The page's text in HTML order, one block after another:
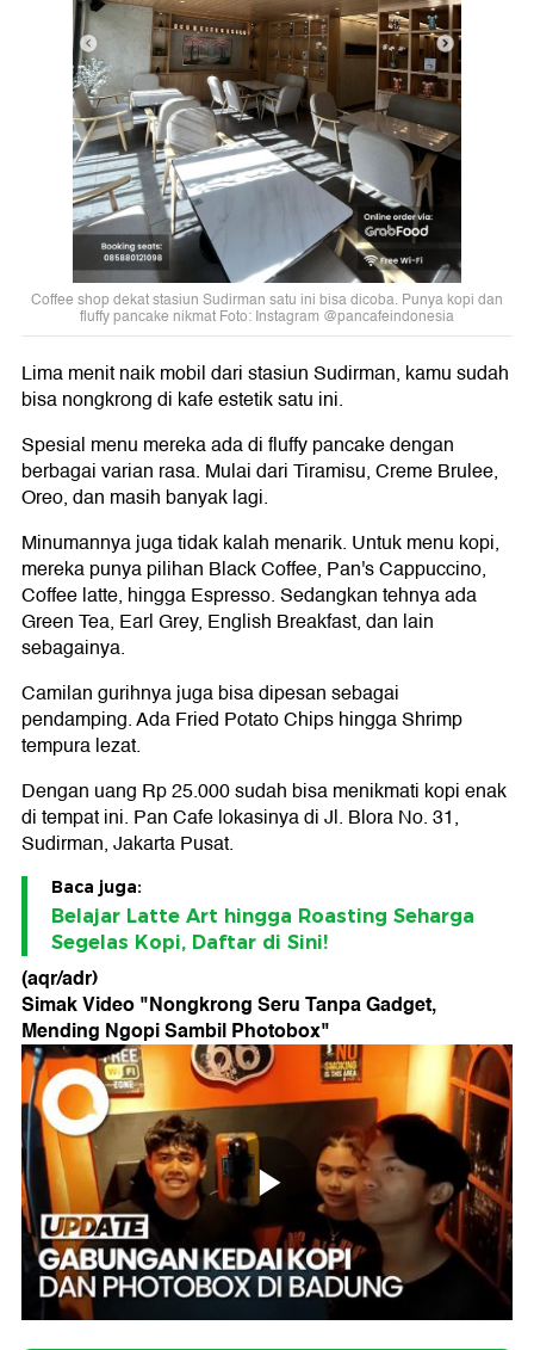
Coffee shop dekat stasiun Sudirman satu ini bisa dicoba. Punya kopi dan
fluffy pancake nikmat Foto: Instagram @pancafeindonesia
Lima menit naik mobil dari stasiun Sudirman, kamu sudah
bisa nongkrong di kafe estetik satu ini.
Spesial menu mereka ada di fluffy pancake dengan
berbagai varian rasa. Mulai dari Tiramisu, Creme Brulee,
Oreo, dan masih banyak lagi.
Minumannya juga tidak kalah menarik. Untuk menu kopi,
mereka punya pilihan Black Coffee, Pan's Cappuccino,
Coffee latte, hingga Espresso. Sedangkan tehnya ada
Green Tea, Earl Grey, English Breakfast, dan lain
sebagainya.
Camilan gurihnya juga bisa dipesan sebagai
pendamping. Ada Fried Potato Chips hingga Shrimp
tempura lezat.
Dengan uang Rp 25.000 sudah bisa menikmati kopi enak
di tempat ini. Pan Cafe lokasinya di Jl. Blora No. 31,
Sudirman, Jakarta Pusat.
Baca juga:
Belajar Latte Art hingga Roasting Seharga
Segelas Kopi, Daftar di Sini!
(aqr/adr)
Simak Video "Nongkrong Seru Tanpa Gadget,
Mending Ngopi Sambil Photobox"